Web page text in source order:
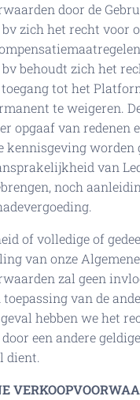
door de
zich het recht voor
behoudt zich het
tot het
te weigeren.
opgaaf van redenen
kennisgeving worden
van
noch
of volledige of
van onze Algemene
zal geen
van de
hebben we het
een andere
dient.